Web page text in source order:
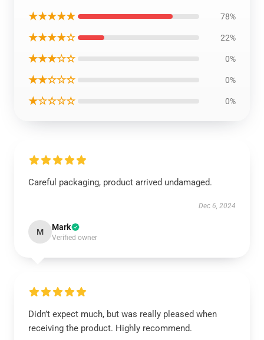
★★★★★ 78%
★★★★☆ 22%
★★★☆☆ 0%
★★☆☆☆ 0%
★☆☆☆☆ 0%
Careful packaging, product arrived undamaged.
Dec 6, 2024
M Mark
Verified owner
Didn’t expect much, but was really pleased when
receiving the product. Highly recommend.